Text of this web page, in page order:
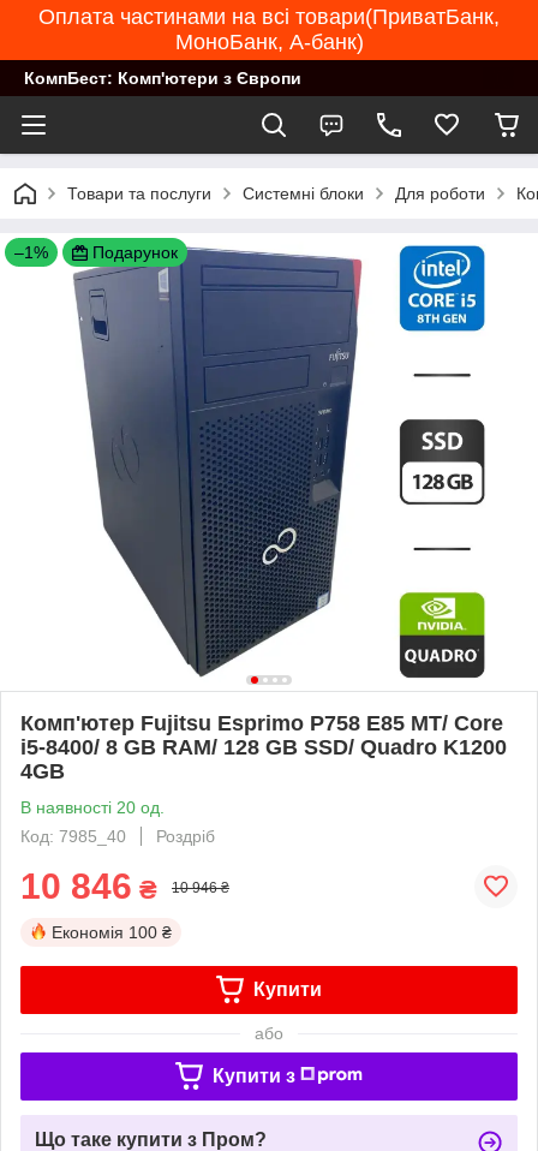
Оплата частинами на всі товари(ПриватБанк,
МоноБанк, А-банк)
КомпБест: Комп'ютери з Європи
Товари та послуги Системні блоки Для роботи
–1% Подарунок
Комп'ютер Fujitsu Esprimo P758 E85 MT/ Core
i5-8400/ 8 GB RAM/ 128 GB SSD/ Quadro K1200
4GB
В наявності 20 од.
Код: 7985_40
Роздріб
10 846 ₴ 10 946 ₴
Економія 100 ₴
Купити
або
Купити з
Що таке купити з Пром?